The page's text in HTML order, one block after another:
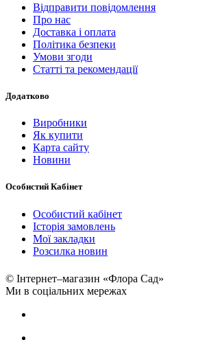
Відправити повідомлення
Про нас
Доставка і оплата
Політика безпеки
Умови згоди
Статті та рекомендації
Додатково
Виробники
Як купити
Карта сайту
Новини
Особистий Кабінет
Особистий кабінет
Історія замовлень
Мої закладки
Розсилка новин
© Інтернет–магазин «Флора Сад»
Ми в соціальних мережах